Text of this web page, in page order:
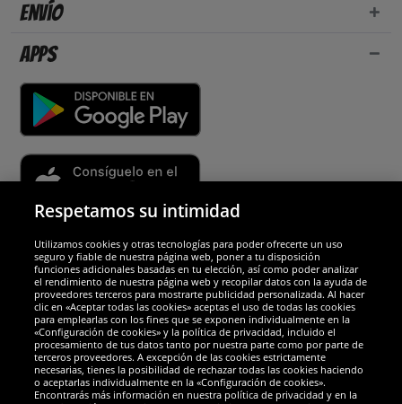
Envío
Apps
Socios y seguridad
Galardones
Respetamos su intimidad
Utilizamos cookies y otras tecnologías para poder ofrecerte un uso
seguro y fiable de nuestra página web, poner a tu disposición
funciones adicionales basadas en tu elección, así como poder analizar
el rendimiento de nuestra página web y recopilar datos con la ayuda de
proveedores terceros para mostrarte publicidad personalizada. Al hacer
clic en «Aceptar todas las cookies» aceptas el uso de todas las cookies
para emplearlas con los fines que se exponen individualmente en la
«Configuración de cookies» y la política de privacidad, incluido el
procesamiento de tus datos tanto por nuestra parte como por parte de
terceros proveedores. A excepción de las cookies estrictamente
necesarias, tienes la posibilidad de rechazar todas las cookies haciendo
o aceptarlas individualmente en la «Configuración de cookies».
Encontrarás más información en nuestra política de privacidad y en la